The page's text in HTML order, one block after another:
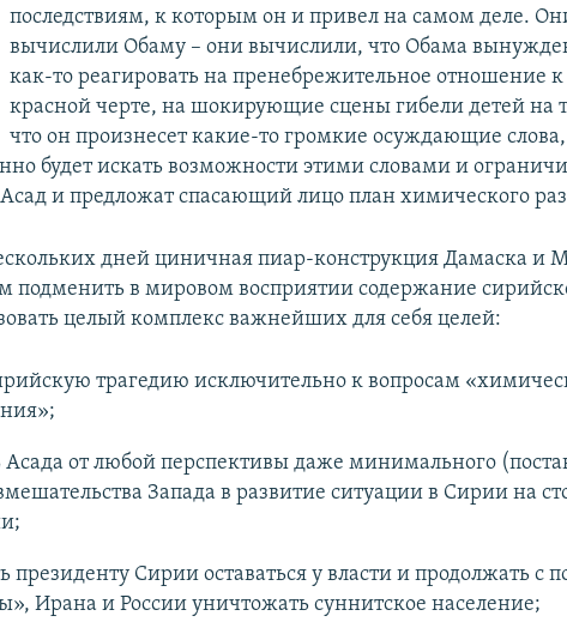
последствиям, к которым он и привел на самом деле.
вычислили Обаму – они вычислили, что Обама
как‑то реагировать на пренебрежительное отношение к
красной черте, на шокирующие сцены гибели детей на
что он произнесет какие‑то громкие осуждающие
будет искать возможности этими словами и
и предложат спасающий лицо план химического
дней циничная пиар-конструкция Дамаска и
подменить в мировом восприятии содержание
целый комплекс важнейших для себя целей:
трагедию исключительно к вопросам
Асада от любой перспективы даже минимального
Запада в развитие ситуации в Сирии на
президенту Сирии оставаться у власти и продолжать с
Ирана и России уничтожать суннитское население;